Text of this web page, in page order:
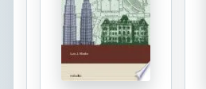
primer análisis
después de la
totalidad de los